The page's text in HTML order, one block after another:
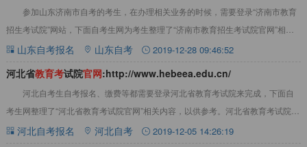
参加山东济南市自考的考生，在办理相关业务的时候，需要登录“济南市教育
招生考试院”网站，下面自考生网为考生整理了“济南市教育招生考试院官网”相关
内容，以供参考。济南市教育招生考试院官
山东自考报名 山东自考 2019-12-28 09:46:52
河北省教育考试院官网:http://www.hebeea.edu.cn/
河北自考生自考报名、缴费等都需要登录河北省教育考试院来完成，下面自
考生网整理了“河北省教育考试院官网”相关内容，以供参考。河北省教育考试院：
河北省教育考试院网址：http://ww
河北自考报名 河北自考 2019-12-05 14:26:19